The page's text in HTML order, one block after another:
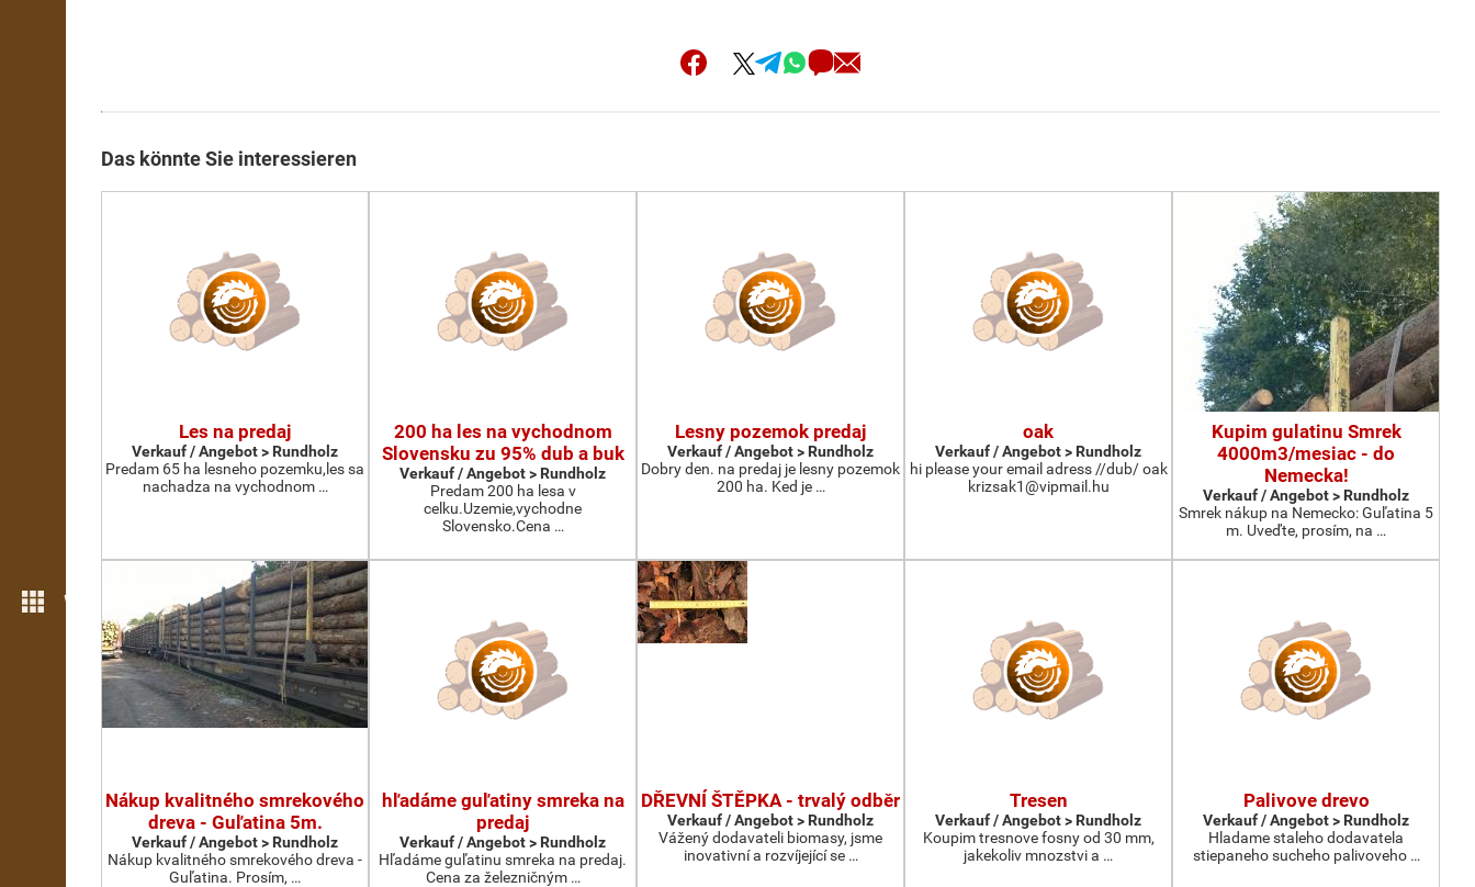
Weitere Funktionen
Das könnte Sie interessieren
Les na predaj
Verkauf / Angebot > Rundholz
Predam 65 ha lesneho pozemku,les sa
nachadza na vychodnom …
200 ha les na vychodnom
Slovensku zu 95% dub a buk
Verkauf / Angebot > Rundholz
Predam 200 ha lesa v
celku.Uzemie,vychodne
Slovensko.Cena …
Lesny pozemok predaj
Verkauf / Angebot > Rundholz
Dobry den. na predaj je lesny pozemok
200 ha. Ked je …
oak
Verkauf / Angebot > Rundholz
hi please your email adress //dub/ oak
krizsak1@vipmail.hu
Kupim gulatinu Smrek
4000m3/mesiac - do
Nemecka!
Verkauf / Angebot > Rundholz
Smrek nákup na Nemecko: Guľatina 5
m. Uveďte, prosím, na …
Nákup kvalitného smrekového
dreva - Guľatina 5m.
Verkauf / Angebot > Rundholz
Nákup kvalitného smrekového dreva -
Guľatina. Prosím, …
hľadáme guľatiny smreka na
predaj
Verkauf / Angebot > Rundholz
Hľadáme guľatinu smreka na predaj.
Cena za železničným …
DŘEVNÍ ŠTĚPKA - trvalý odběr
Verkauf / Angebot > Rundholz
Vážený dodavateli biomasy, jsme
inovativní a rozvíjející se …
Tresen
Verkauf / Angebot > Rundholz
Koupim tresnove fosny od 30 mm,
jakekoliv mnozstvi a …
Palivove drevo
Verkauf / Angebot > Rundholz
Hladame staleho dodavatela
stiepaneho sucheho palivoveho …